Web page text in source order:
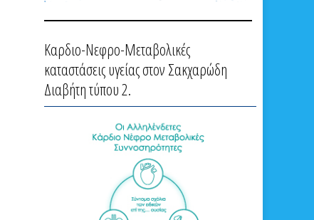
Καρδιο-Νεφρο-Μεταβολικές
καταστάσεις υγείας στον Σακχαρώδη
Διαβήτη τύπου 2.